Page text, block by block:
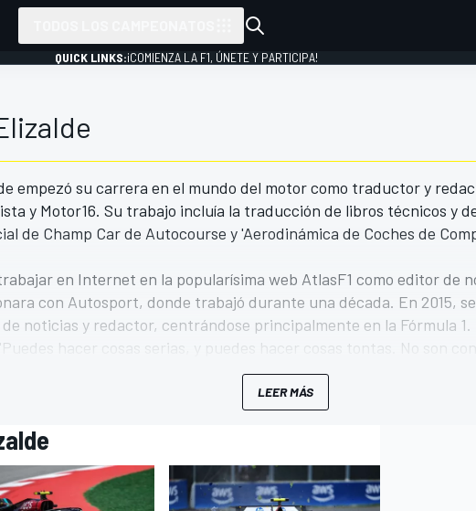
QUICK LINKS:¡COMIENZA LA F1, ÚNETE Y PARTICIPA!
empezó su carrera en el mundo del motor como traductor y
y Motor16. Su trabajo incluía la traducción de libros técnicos y
de Champ Car de Autocourse y 'Aerodinámica de Coches de
en Internet en la popularísima web AtlasF1 como editor de
con Autosport, donde trabajó durante una década. En 2015,
noticias y redactor, centrándose principalmente en la Fórmula 1.
hacer cosas serias, y puedes hacer cosas tontas. No son
LEER MÁS